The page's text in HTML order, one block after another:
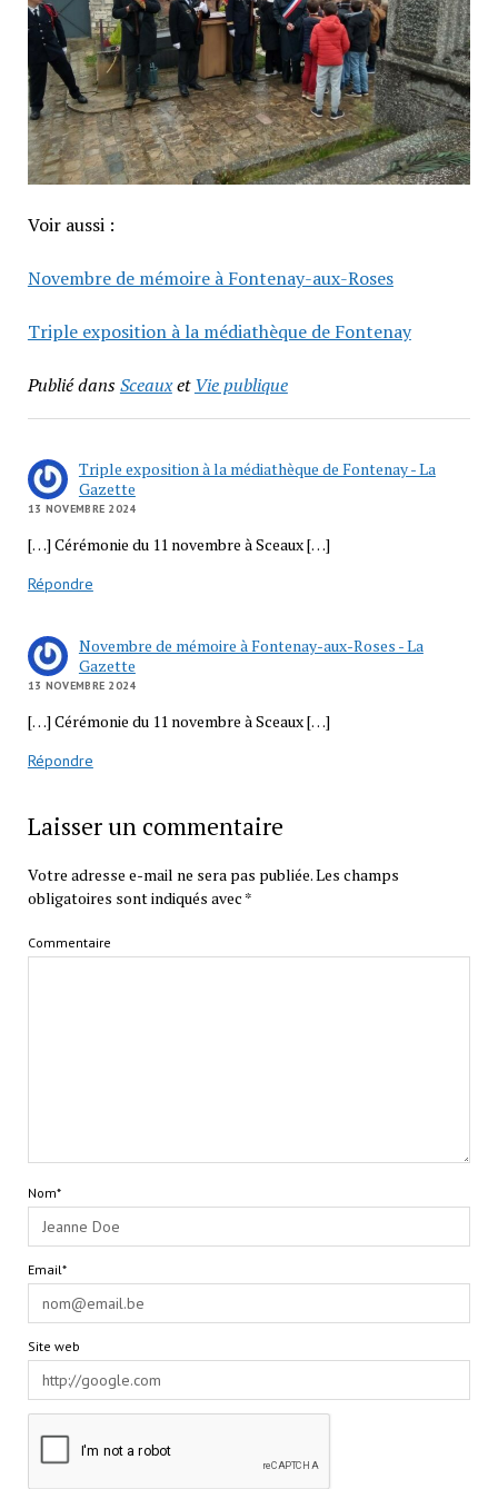
Voir aussi :
Novembre de mémoire à Fontenay-aux-Roses
Triple exposition à la médiathèque de Fontenay
Publié dansSceauxetVie publique
Triple exposition à la médiathèque de Fontenay - La
Gazette
13 NOVEMBRE 2024
[…] Cérémonie du 11 novembre à Sceaux […]
Répondre
Novembre de mémoire à Fontenay-aux-Roses - La
Gazette
13 NOVEMBRE 2024
[…] Cérémonie du 11 novembre à Sceaux […]
Répondre
Laisser un commentaire
Votre adresse e-mail ne sera pas publiée.Les champs
obligatoires sont indiqués avec *
Commentaire
Nom*
Email*
Site web